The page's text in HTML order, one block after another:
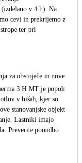
v 4 h). Na
cevi in prekrijemo z
ter pri
za obstoječe in nove
3 H MT je popolna
v hišah, kjer so
stanovanjske objekte.
Lastniki imajo
Preverite ponudbo